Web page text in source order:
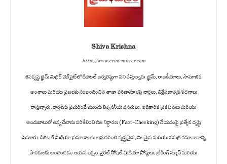
Shiva Krishna
http://www.crimemirror.com
శివకృష్ణ క్రైమ్ మిర్రర్ వెబ్‌సైట్‌లో డిజిటల్ జర్నలిస్టుగా పని చేస్తున్నారు. క్రైమ్, రాజకీయాలు, సామాజిక
అంశాలు మరియు ప్రజలకు సంబంధించిన తాజా పరిణామాలపై వార్తలు, విశ్లేషణాత్మక కథనాలు
రాస్తున్నారు. వార్తలను ప్రచురించే ముందు విశ్వసనీయ వనరులు, అధికారిక ప్రకటనలు మరియు
అందుబాటులో ఉన్న డేటాను పరిశీలించి నిజ నిర్ధారణ (Fact-Checking) చేయడంపై ప్రత్యేక దృష్టి
పెడతారు. డిజిటల్ మీడియా ప్రమాణాలను అనుసరించి స్పష్టమైన, నిజమైన మరియు సమగ్ర సమాచారాన్ని
పాఠకులకు అందించడం ఆయన లక్ష్యం. వైరల్ సోషల్ మీడియా పోస్టులు, బ్రేకింగ్ న్యూస్ మరియు